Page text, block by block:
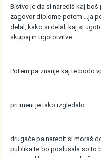
Bistvo je da si narediš kaj boš
zagovor diplome potem ...ja
delal, kako si delal, kaj si
skupaj in ugototvitve.
Potem pa znanje kaj te bodo
pri meni je tako izgledalo.
drugače pa naredit si moraš
publika te bo poslušala so to